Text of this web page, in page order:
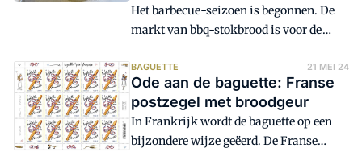
Het barbecue-seizoen is begonnen. De
markt van bbq-stokbrood is voor de
maar dat betekent tegelijkertijd dat er
volop kansen liggen voor barbecuebrood
van eigen hand. 'Een klant gaat nog
steeds naar de bakker voor
genietmomenten', bevestigt nestor
BAGUETTE 21 MEI 24
Ode aan de baguette: Franse
postzegel met broodgeur
In Frankrijk wordt de baguette op een
bijzondere wijze geëerd. De Franse